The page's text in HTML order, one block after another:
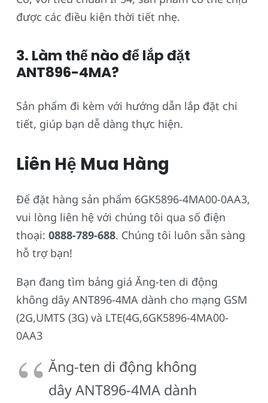
được các điều kiện thời tiết nhẹ.
3. Làm thế nào để lắp đặt
ANT896-4MA?
Sản phẩm đi kèm với hướng dẫn lắp đặt chi
tiết, giúp bạn dễ dàng thực hiện.
Liên Hệ Mua Hàng
Để đặt hàng sản phẩm 6GK5896-4MA00-0AA3,
vui lòng liên hệ với chúng tôi qua số điện
thoại: 0888-789-688. Chúng tôi luôn sẵn sàng
hỗ trợ bạn!
Bạn đang tìm bảng giá Ăng-ten di động
không dây ANT896-4MA dành cho mạng GSM
(2G,UMTS (3G) và LTE(4G,6GK5896-4MA00-
0AA3
Ăng-ten di động không
dây ANT896-4MA dành